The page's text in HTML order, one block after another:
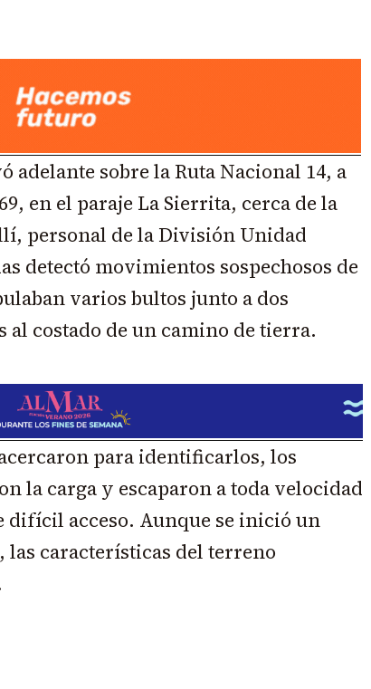
adelante sobre la Ruta Nacional 14, a
en el paraje La Sierrita, cerca de la
personal de la División Unidad
detectó movimientos sospechosos de
varios bultos junto a dos
al costado de un camino de tierra.
para identificarlos, los
la carga y escaparon a toda velocidad
difícil acceso. Aunque se inició un
características del terreno